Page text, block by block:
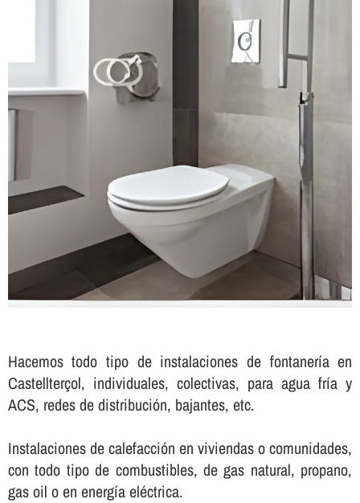
Hacemos todo tipo de instalaciones de fontanerí­a en
Castellterçol, individuales, colectivas, para agua frí­a y
ACS, redes de distribución, bajantes, etc.
Instalaciones de calefacción en viviendas o comunidades,
con todo tipo de combustibles, de gas natural, propano,
gas oil o en energí­a eléctrica.